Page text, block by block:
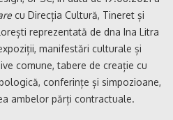
cu Direcția Cultură, Tineret și
reprezentată de dna Ina Litra
manifestări culturale și
comune, tabere de creație cu
conferințe și simpozioane,
ambelor părți contractuale.